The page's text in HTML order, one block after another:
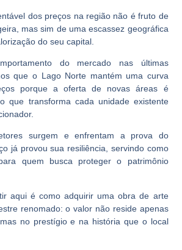
dos preços na região não é fruto de
mas sim de uma escassez geográfica
do seu capital.
do mercado nas últimas
que o Lago Norte mantém uma curva
porque a oferta de novas áreas é
que transforma cada unidade existente
surgem e enfrentam a prova do
já provou sua resiliência, servindo como
quem busca proteger o patrimônio
aqui é como adquirir uma obra de arte
renomado: o valor não reside apenas
no prestígio e na história que o local